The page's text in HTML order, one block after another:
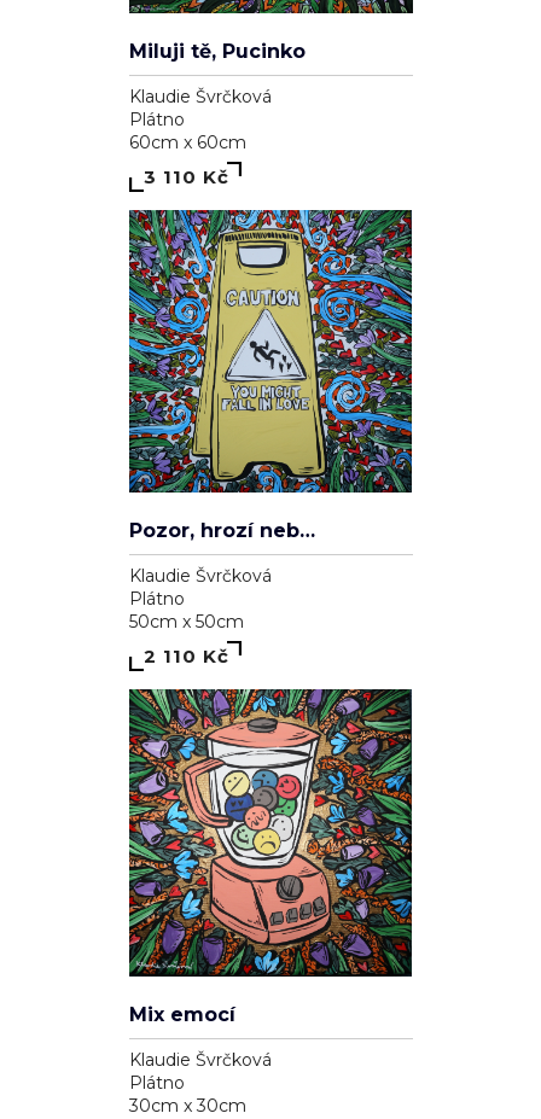
Miluji tě, Pucinko
Klaudie Švrčková
Plátno
60cm x 60cm
3 110 Kč
Pozor, hrozí nebezpečí zamilování se
Klaudie Švrčková
Plátno
50cm x 50cm
2 110 Kč
Mix emocí
Klaudie Švrčková
Plátno
30cm x 30cm